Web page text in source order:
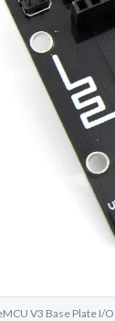
V3 Base Plate I/